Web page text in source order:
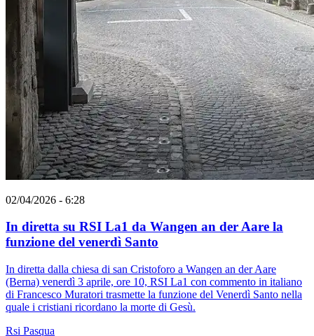
02/04/2026 - 6:28
In diretta su RSI La1 da Wangen an der Aare la
funzione del venerdì Santo
In diretta dalla chiesa di san Cristoforo a Wangen an der Aare
(Berna) venerdì 3 aprile, ore 10, RSI La1 con commento in italiano
di Francesco Muratori trasmette la funzione del Venerdì Santo nella
quale i cristiani ricordano la morte di Gesù.
Rsi Pasqua